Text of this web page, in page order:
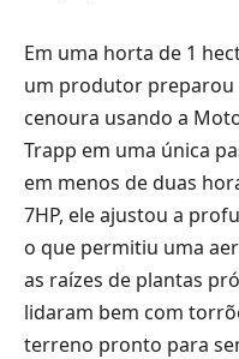
Em uma horta de 1
um produtor preparou
cenoura usando a
Trapp em uma única
em menos de duas
7HP, ele ajustou a
o que permitiu uma
as raízes de plantas
lidaram bem com
terreno pronto para